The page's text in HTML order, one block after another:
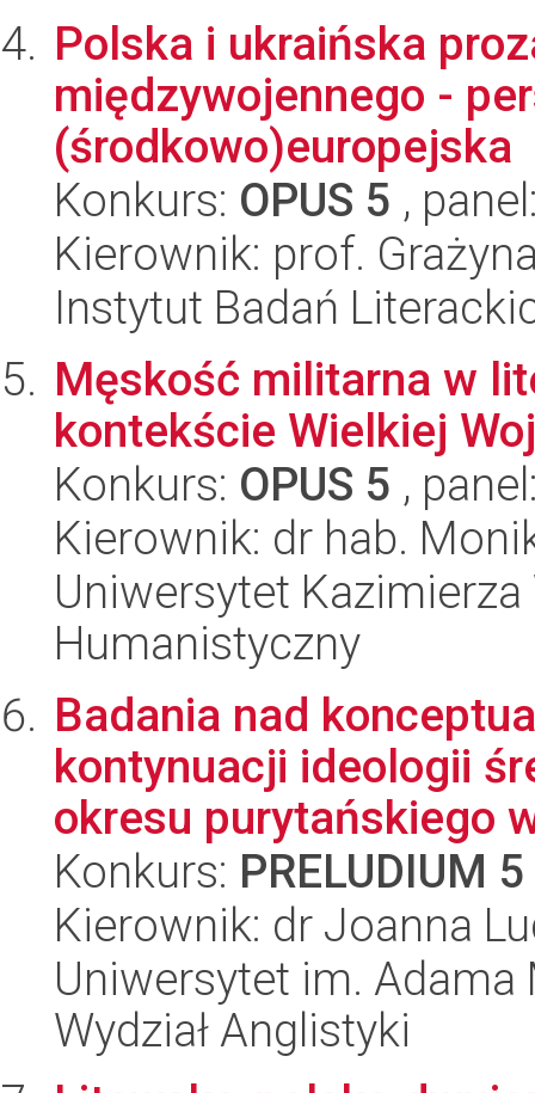
Polska i ukraińska
międzywojennego -
(środkowo)europejska
Konkurs: OPUS 5 ,
Kierownik: prof.
Instytut Badań
Męskość militarna w
kontekście Wielkiej
Konkurs: OPUS 5 ,
Kierownik: dr hab.
Uniwersytet Kazimierza
Humanistyczny
Badania nad
kontynuacji ideologii
okresu purytańskiego
Konkurs: PRELUDIUM 5
Kierownik: dr Joanna
Uniwersytet im.
Wydział Anglistyki